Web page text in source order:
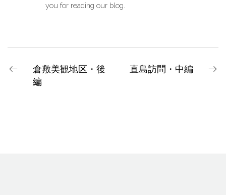
you for reading our blog.
倉敷美観地区・後
編
直島訪問・中編